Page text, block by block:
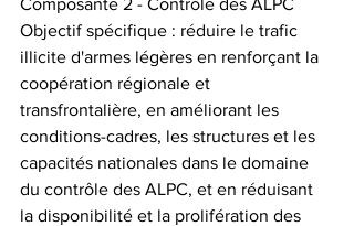
Objectif spécifique : réduire le trafic
illicite d'armes légères en renforçant la
coopération régionale et
transfrontalière, en améliorant les
conditions-cadres, les structures et les
capacités nationales dans le domaine
du contrôle des ALPC, et en réduisant
la disponibilité et la prolifération des